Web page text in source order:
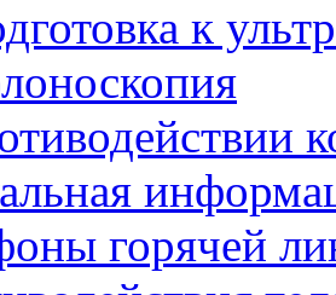
к
горячей